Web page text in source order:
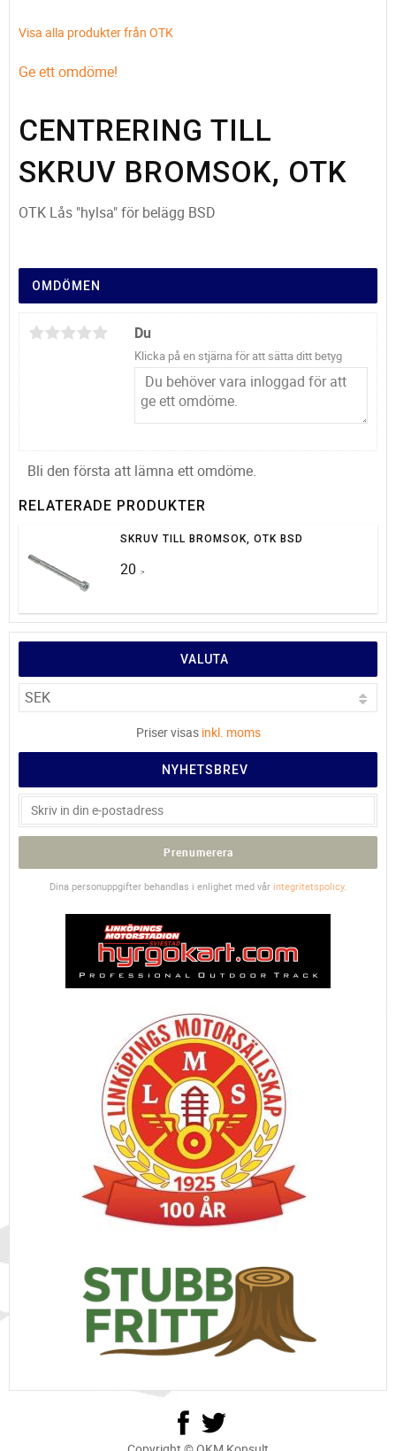
Visa alla produkter från OTK
Ge ett omdöme!
CENTRERING TILL
SKRUV BROMSOK, OTK
OTK Lås "hylsa" för belägg BSD
OMDÖMEN
Du
Klicka på en stjärna för att sätta ditt betyg
Bli den första att lämna ett omdöme.
RELATERADE PRODUKTER
SKRUV TILL BROMSOK, OTK BSD
20 :-
VALUTA
Priser visas inkl. moms
NYHETSBREV
Prenumerera
Dina personuppgifter behandlas i enlighet med vår integritetspolicy.